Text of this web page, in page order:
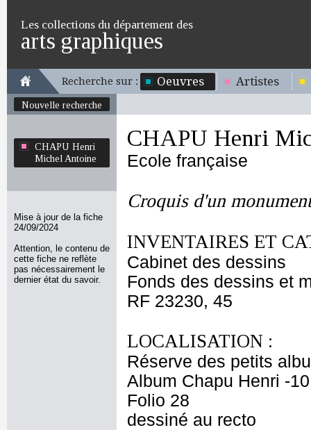
Les collections du département des
arts graphiques
Recherche sur : Oeuvres Artistes
Nouvelle recherche
CHAPU Henri
Michel Antoine
Mise à jour de la fiche
24/09/2024
Attention, le contenu de
cette fiche ne reflète
pas nécessairement le
dernier état du savoir.
CHAPU Henri
Ecole française
Croquis d'un
INVENTAIRES ET
Cabinet des dessins
Fonds des dessins et
RF 23230, 45
LOCALISATION :
Réserve des petits
Album Chapu Henri -
Folio 28
dessiné au recto